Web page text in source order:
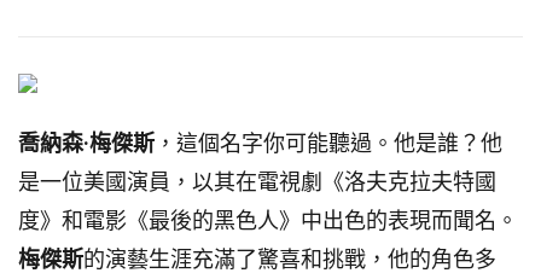
喬納森·梅傑斯 ，這個名字你可能聽過。他是誰？他
是一位美國演員，以其在電視劇《洛夫克拉夫特國
度》和電影《最後的黑色人》中出色的表現而聞名。
梅傑斯的演藝生涯充滿了驚喜和挑戰，他的角色多